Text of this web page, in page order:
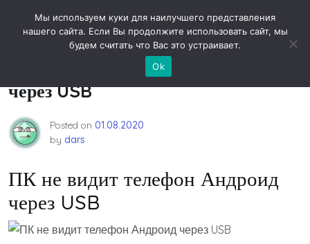
Новости технологий
ПК не видит телефон Андроид
через USB
Posted on 01.08.2020
by dars
ПК не видит телефон Андроид
через USB
Мы используем куки для наилучшего представления
нашего сайта. Если Вы продолжите использовать сайт, мы
будем считать что Вас это устраивает.
Ok